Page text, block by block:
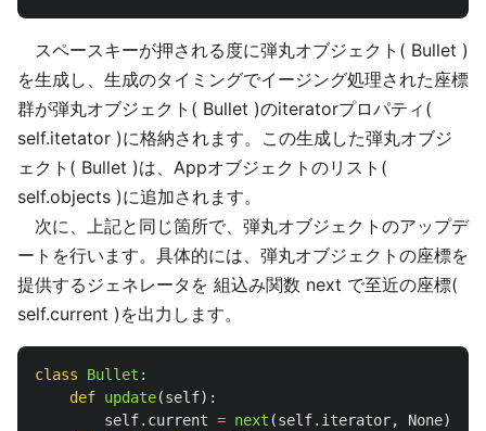
スペースキーが押される度に弾丸オブジェクト( Bullet )
を生成し、生成のタイミングでイージング処理された座標
群が弾丸オブジェクト( Bullet )のiteratorプロパティ(
self.itetator )に格納されます。この生成した弾丸オブジ
ェクト( Bullet )は、Appオブジェクトのリスト(
self.objects )に追加されます。
次に、上記と同じ箇所で、弾丸オブジェクトのアップデ
ートを行います。具体的には、弾丸オブジェクトの座標を
提供するジェネレータを 組込み関数 next で至近の座標(
self.current )を出力します。
class Bullet :
def update(self):
self. current = next (self. iterator, None)